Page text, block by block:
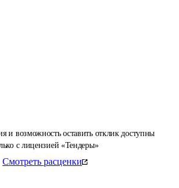
и возможность оставить отклик доступны
с лицензией «Тендеры»
Смотреть расценки